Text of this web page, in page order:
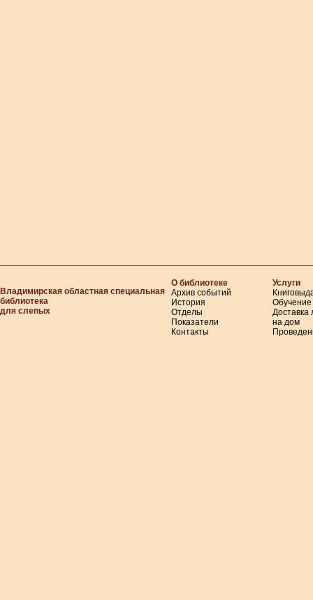
Владимирская областная специальная
библиотека
для слепых
О библиотеке
Архив событий
История
Отделы
Показатели
Контакты
Услуги
Обучение
Доставка
на дом